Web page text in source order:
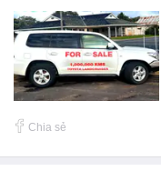
Chia sẻ